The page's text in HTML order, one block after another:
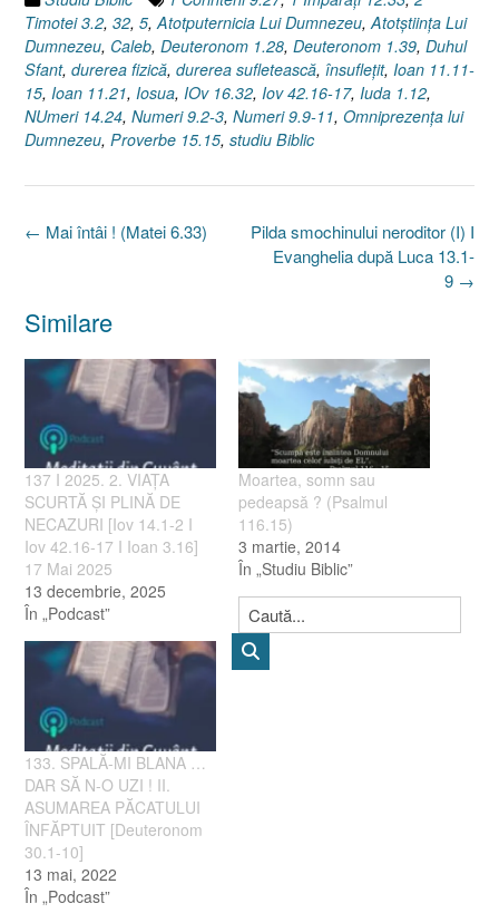
Timotei 3.2, 32, 5,Atotputernicia Lui Dumnezeu,Atotştiinţa Lui
Dumnezeu, Caleb, Deuteronom 1.28, Deuteronom 1.39, Duhul
Sfant, durerea fizică, durerea sufletească, însufleţit, Ioan 11.11-
15, Ioan 11.21, Iosua, IOv 16.32, Iov 42.16-17, Iuda 1.12,
NUmeri 14.24, Numeri 9.2-3, Numeri 9.9-11, Omniprezenţa lui
Dumnezeu, Proverbe 15.15, studiu Biblic
Post
Pilda smochinului neroditor (I) I
Evanghelia după Luca 13.1-
9 →
← Mai întâi ! (Matei 6.33)
Similare
137 I 2025. 2. VIAȚA
SCURTĂ ȘI PLINĂ DE
NECAZURI [Iov 14.1-2 I
Iov 42.16-17 I Ioan 3.16]
17 Mai 2025
13 decembrie, 2025
În „Podcast”
Moartea, somn sau
pedeapsă ? (Psalmul
116.15)
3 martie, 2014
În „Studiu Biblic”
133. SPALĂ-MI BLANA …
DAR SĂ N-O UZI ! II.
ASUMAREA PĂCATULUI
ÎNFĂPTUIT [Deuteronom
30.1-10]
13 mai, 2022
În „Podcast”